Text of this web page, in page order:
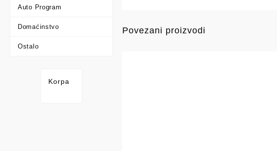
Auto Program
Domaćinstvo
Ostalo
Korpa
Povezani proizvodi